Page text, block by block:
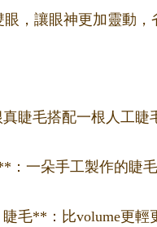
，讓眼神更加靈動，
睫毛搭配一根人工睫
：一朵手工製作的睫
睫毛**：比volume更